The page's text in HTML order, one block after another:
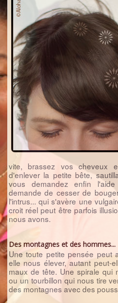
vite, brassez vos cheveux
d'enlever la petite bête,
vous demandez enfin
demande de cesser de
l'intrus... qui s'avère une
croit réel peut être parfois
nous avons.
Des montagnes et des hommes...
Une toute petite pensée peut
elle nous élever, autant peut-
maux de tête. Une spirale qui
ou un tourbillon qui nous tire
des montagnes avec des